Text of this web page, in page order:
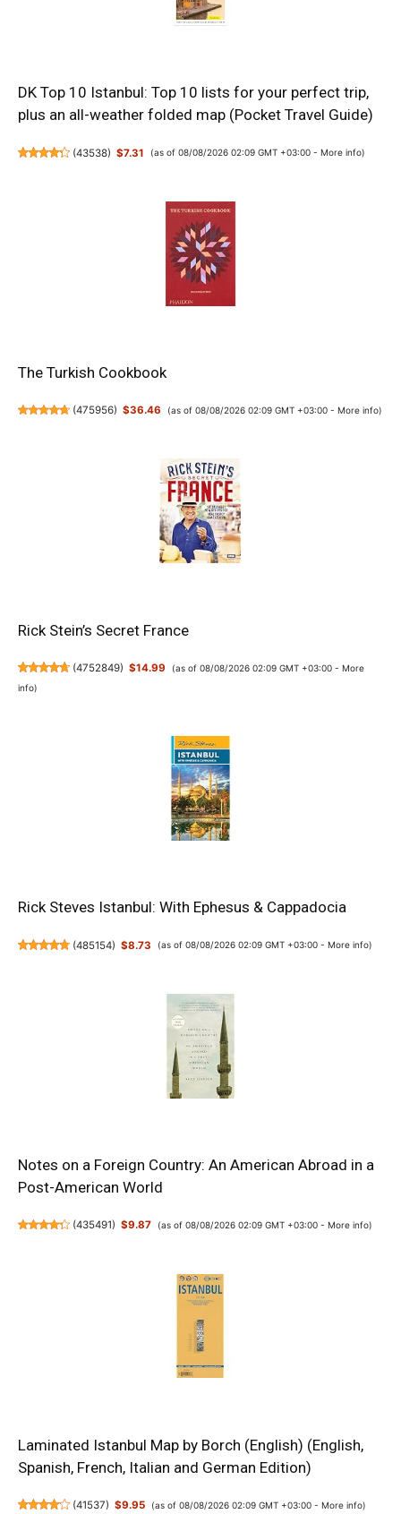
DK Top 10 Istanbul: Top 10 lists for your perfect trip,
plus an all-weather folded map (Pocket Travel Guide)
(43538) $7.31 (as of 08/08/2026 02:09 GMT +03:00 - More info)
The Turkish Cookbook
(475956) $36.46 (as of 08/08/2026 02:09 GMT +03:00 - More info)
Rick Stein’s Secret France
(4752849) $14.99 (as of 08/08/2026 02:09 GMT +03:00 - More
info)
Rick Steves Istanbul: With Ephesus & Cappadocia
(485154) $8.73 (as of 08/08/2026 02:09 GMT +03:00 - More info)
Notes on a Foreign Country: An American Abroad in a
Post-American World
(435491) $9.87 (as of 08/08/2026 02:09 GMT +03:00 - More info)
Laminated Istanbul Map by Borch (English) (English,
Spanish, French, Italian and German Edition)
(41537) $9.95 (as of 08/08/2026 02:09 GMT +03:00 - More info)